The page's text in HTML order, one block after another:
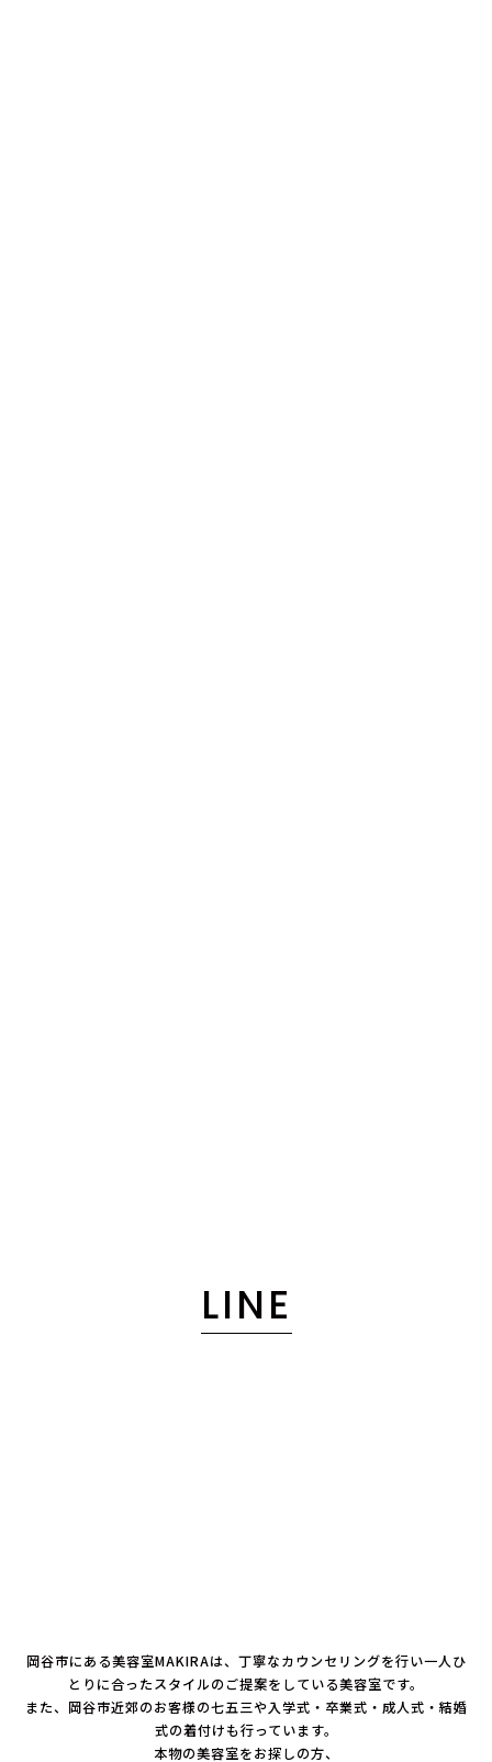
LINE
岡谷市にある美容室MAKIRAは、丁寧なカウンセリングを行い一人ひ
とりに合ったスタイルのご提案をしている美容室です。
また、岡谷市近郊のお客様の七五三や入学式・卒業式・成人式・結婚
式の着付けも行っています。
本物の美容室をお探しの方、